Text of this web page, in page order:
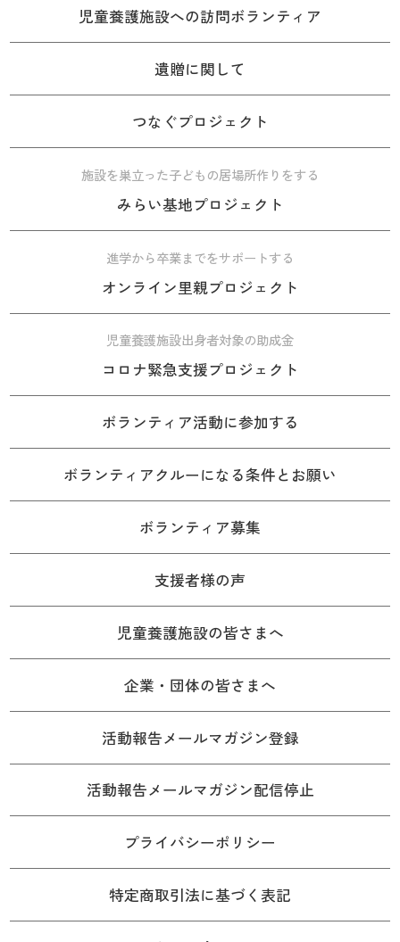
児童養護施設への訪問ボランティア
遺贈に関して
つなぐプロジェクト
施設を巣立った子どもの居場所作りをする
みらい基地プロジェクト
進学から卒業までをサポートする
オンライン里親プロジェクト
児童養護施設出身者対象の助成金
コロナ緊急支援プロジェクト
ボランティア活動に参加する
ボランティアクルーになる条件とお願い
ボランティア募集
支援者様の声
児童養護施設の皆さまへ
企業・団体の皆さまへ
活動報告メールマガジン登録
活動報告メールマガジン配信停止
プライバシーポリシー
特定商取引法に基づく表記